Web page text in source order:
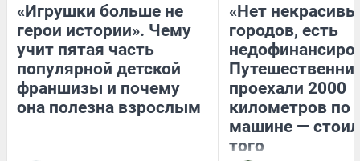
«Игрушки больше не
герои истории». Чему
учит пятая часть
популярной детской
франшизы и почему
она полезна взрослым
«Нет
городов, есть
проехали 2000
километров по
машине —
того